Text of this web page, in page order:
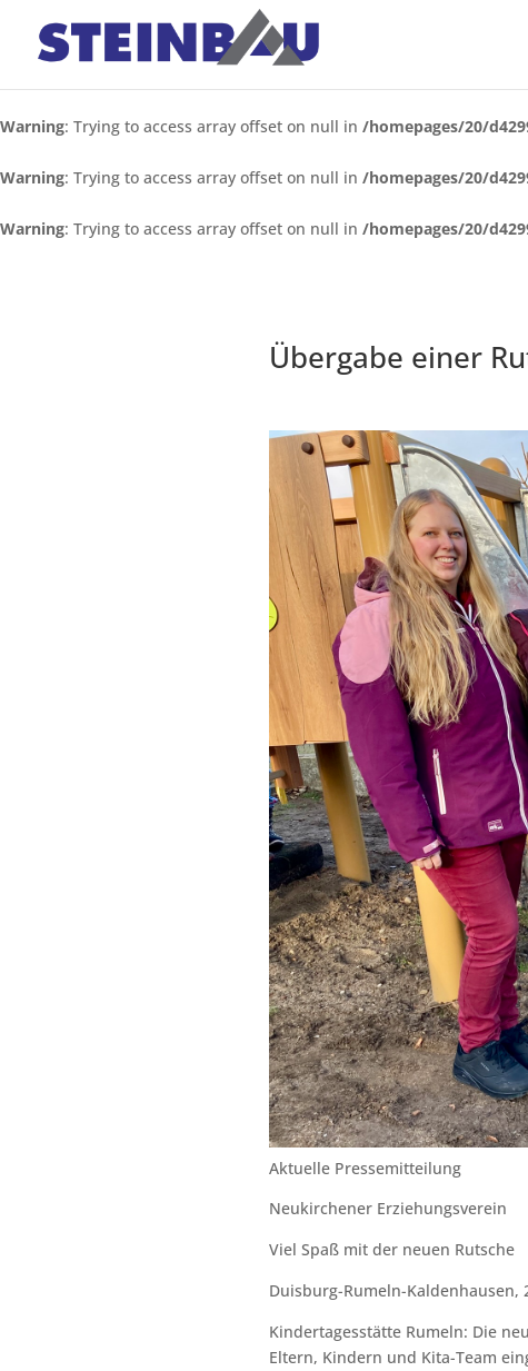
Warning: Trying to access array offset on null in /homepages/20/
Warning: Trying to access array offset on null in /homepages/20/
Warning: Trying to access array offset on null in /homepages/20/
Übergabe einer
Aktuelle Pressemitteilung
Neukirchener Erziehungsverein
Viel Spaß mit der neuen Rutsche
Duisburg-Rumeln-Kaldenhausen,
Kindertagesstätte Rumeln: Die
Eltern, Kindern und Kita-Team